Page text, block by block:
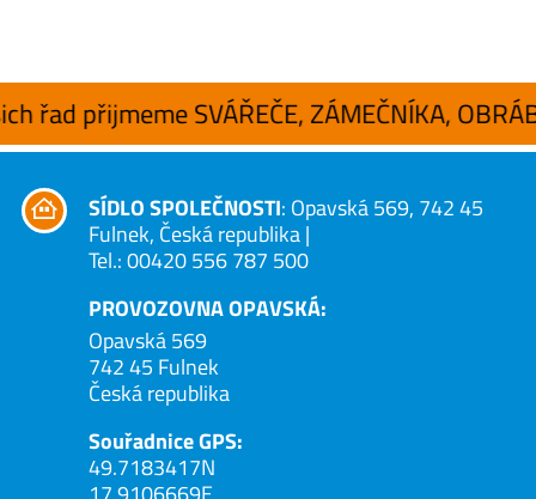
přijmeme SVÁŘEČE, ZÁMEČNÍKA,
SÍDLO SPOLEČNOSTI: Opavská 569, 742 45
Fulnek, Česká republika |
Tel.: 00420 556 787 500
PROVOZOVNA OPAVSKÁ:
Opavská 569
742 45 Fulnek
Česká republika
Souřadnice GPS:
49.7183417N